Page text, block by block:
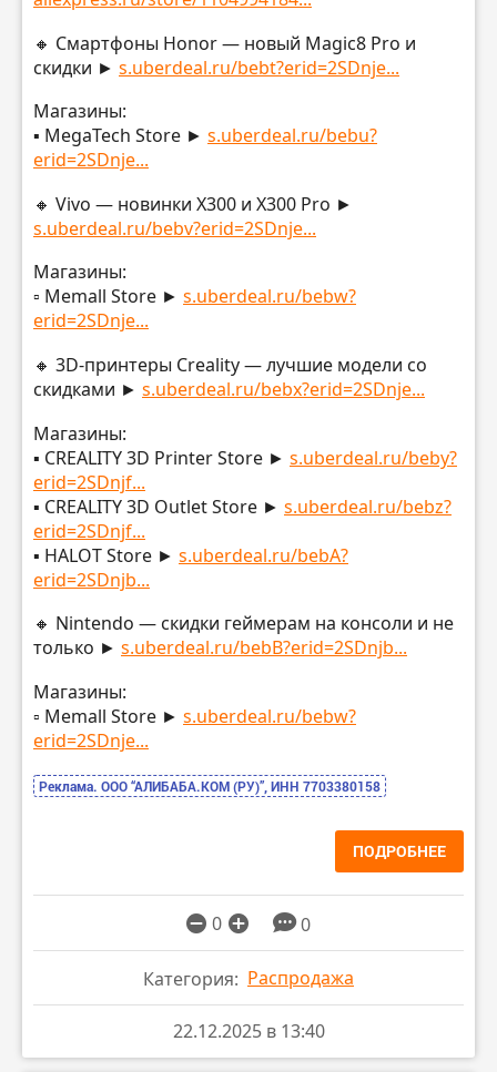
🔸 Смартфоны Honor — новый Magic8 Pro и
скидки ► s.uberdeal.ru/bebt?erid=2SDnje...
Магазины:
▪️ MegaTech Store ► s.uberdeal.ru/bebu?
erid=2SDnje...
🔸 Vivo — новинки X300 и X300 Pro ►
s.uberdeal.ru/bebv?erid=2SDnje...
Магазины:
▫️ Memall Store ► s.uberdeal.ru/bebw?
erid=2SDnje...
🔸 3D-принтеры Creality — лучшие модели со
скидками ► s.uberdeal.ru/bebx?erid=2SDnje...
Магазины:
▪️ CREALITY 3D Printer Store ► s.uberdeal.ru/beby?
erid=2SDnjf...
▪️ CREALITY 3D Outlet Store ► s.uberdeal.ru/bebz?
erid=2SDnjf...
▪️ HALOT Store ► s.uberdeal.ru/bebA?
erid=2SDnjb...
🔸 Nintendo — скидки геймерам на консоли и не
только ► s.uberdeal.ru/bebB?erid=2SDnjb...
Магазины:
▫️ Memall Store ► s.uberdeal.ru/bebw?
erid=2SDnje...
Реклама. ООО “АЛИБАБА.КОМ (РУ)”, ИНН 7703380158
ПОДРОБНЕЕ
0 0
Категория: Распродажа
22.12.2025 в 13:40